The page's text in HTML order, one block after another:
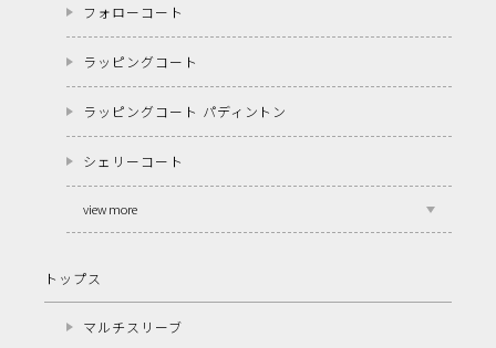
フォローコート
ラッピングコート
ラッピングコート パディントン
シェリーコート
view more
トップス
マルチスリーブ